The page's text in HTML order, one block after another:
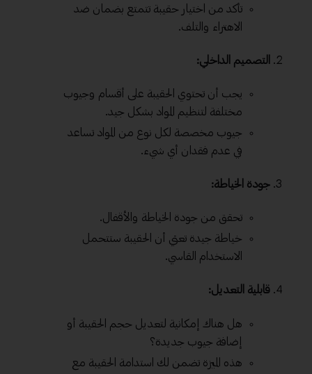
تأكد من اختيار حقيبة تتمتع بضمان ضد
الاهتراء والتلف.
التصميم الداخلي:
يجب أن تحتوي الحقيبة على أقسام وجيوب
مختلفة لتنظيم المواد بشكل جيد.
جيوب مخصصة لكل نوع من المواد تساعد
في عدم فقدان أي شيء.
جودة الخياطة:
تحقق من جودة الخياطة والأقفال.
خياطة جيدة تعني أن الحقيبة ستتحمل
الاستخدام القاسي.
قابلية التعديل:
هل هناك إمكانية لتعديل حجم الحقيبة أو
إضافة جيوب جديدة؟
هذه الميزة تضمن لك استدامة الحقيبة مع